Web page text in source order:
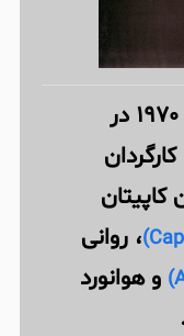
مت راس در سوم ژانویه سال 1970 در
، روانی
و هوانورد